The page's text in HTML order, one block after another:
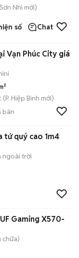
Nhì mới)
số Chat
Vạn Phúc City giá
(P. Hiệp Bình mới)
bán
tứ quý cao 1m4
ngoài trời
Gaming X570-
chữa)